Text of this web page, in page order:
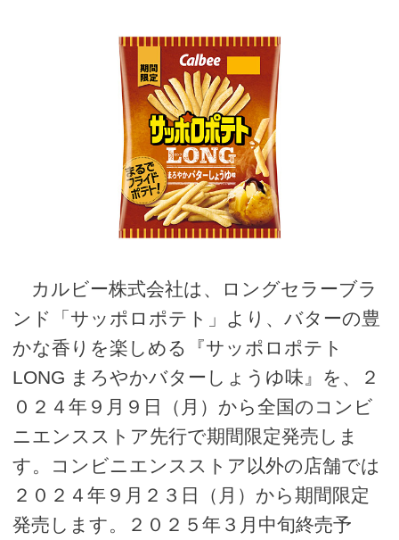
カルビー株式会社は、ロングセラーブラ
ンド「サッポロポテト」より、バターの豊
かな香りを楽しめる『サッポロポテト
LONG まろやかバターしょうゆ味』を、２
０２４年９月９日（月）から全国のコンビ
ニエンスストア先行で期間限定発売しま
す。コンビニエンスストア以外の店舗では
２０２４年９月２３日（月）から期間限定
発売します。２０２５年３月中旬終売予